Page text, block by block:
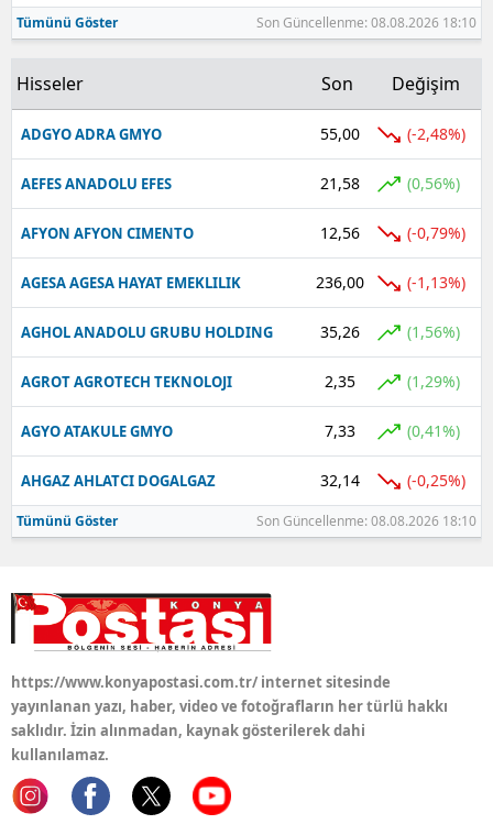
Bartın
Yalova
Karabük
Kilis
Osmaniye
Düzce
Tümünü Göster Son Güncellenme: 08.08.2026 18:10
Hisseler Son Değişim
ADGYO ADRA GMYO 55,00 (-2,48%)
AEFES ANADOLU EFES 21,58 (0,56%)
AFYON AFYON CIMENTO 12,56 (-0,79%)
AGESA AGESA HAYAT EMEKLILIK 236,00 (-1,13%)
AGHOL ANADOLU GRUBU HOLDING 35,26 (1,56%)
AGROT AGROTECH TEKNOLOJI 2,35 (1,29%)
AGYO ATAKULE GMYO 7,33 (0,41%)
AHGAZ AHLATCI DOGALGAZ 32,14 (-0,25%)
Tümünü Göster Son Güncellenme: 08.08.2026 18:10
https://www.konyapostasi.com.tr/ internet sitesinde
yayınlanan yazı, haber, video ve fotoğrafların her türlü hakkı
saklıdır. İzin alınmadan, kaynak gösterilerek dahi
kullanılamaz.